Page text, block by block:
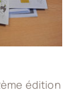
édition